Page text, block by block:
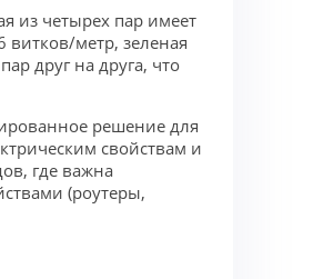
из четырех пар имеет
витков/метр, зеленая
друг на друга, что
решение для
свойствам и
где важна
(роутеры,